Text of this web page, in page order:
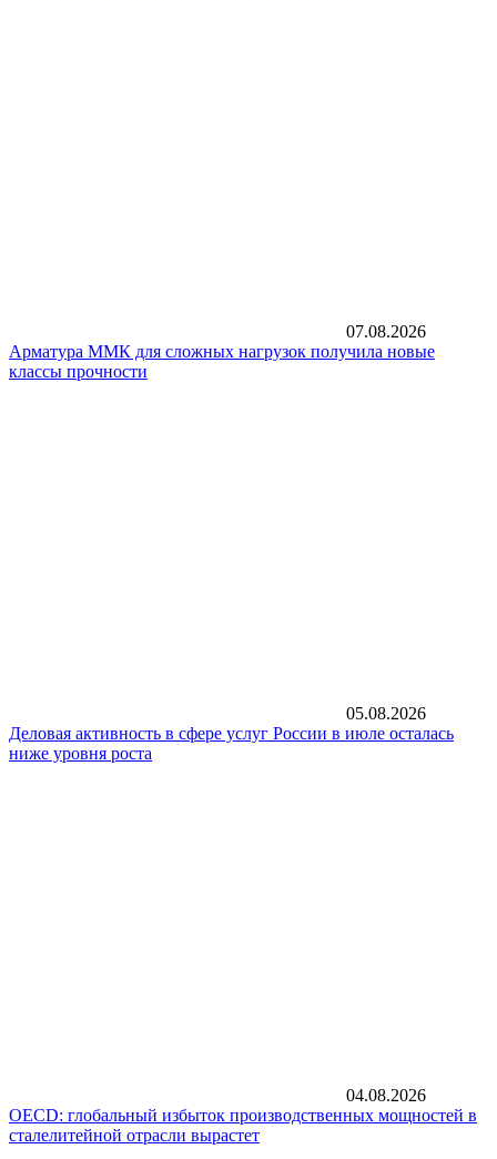
07.08.2026
Арматура ММК для сложных нагрузок получила новые
классы прочности
05.08.2026
Деловая активность в сфере услуг России в июле осталась
ниже уровня роста
04.08.2026
OECD: глобальный избыток производственных мощностей в
сталелитейной отрасли вырастет